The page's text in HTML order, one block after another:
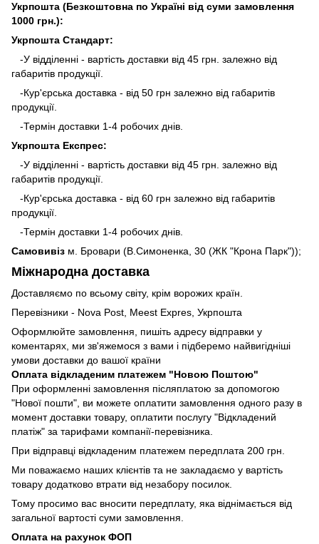
Укрпошта (Безкоштовна по Україні від суми замовлення
1000 грн.):
Укрпошта Стандарт:
-У відділенні - вартість доставки від 45 грн. залежно від
габаритів продукції.
-Кур'єрська доставка - від 50 грн залежно від габаритів
продукції.
-Термін доставки 1-4 робочих днів.
Укрпошта Експрес:
-У відділенні - вартість доставки від 45 грн. залежно від
габаритів продукції.
-Кур'єрська доставка - від 60 грн залежно від габаритів
продукції.
-Термін доставки 1-4 робочих днів.
Самовивіз м. Бровари (В.Симоненка, 30 (ЖК "Крона Парк"));
Міжнародна доставка
Доставляємо по всьому світу, крім ворожих країн.
Перевізники - Nova Post, Meest Expres, Укрпошта
Оформлюйте замовлення, пишіть адресу відправки у
коментарях, ми зв'яжемося з вами і підберемо найвигідніші
умови доставки до вашої країни
Оплата відкладеним платежем "Новою Поштою"
При оформленні замовлення післяплатою за допомогою
"Нової пошти", ви можете оплатити замовлення одного разу в
момент доставки товару, оплатити послугу "Відкладений
платіж" за тарифами компанії-перевізника.
При відправці відкладеним платежем передплата 200 грн.
Ми поважаємо наших клієнтів та не закладаємо у вартість
товару додатково втрати від незабору посилок.
Тому просимо вас вносити передплату, яка віднімається від
загальної вартості суми замовлення.
Оплата на рахунок ФОП